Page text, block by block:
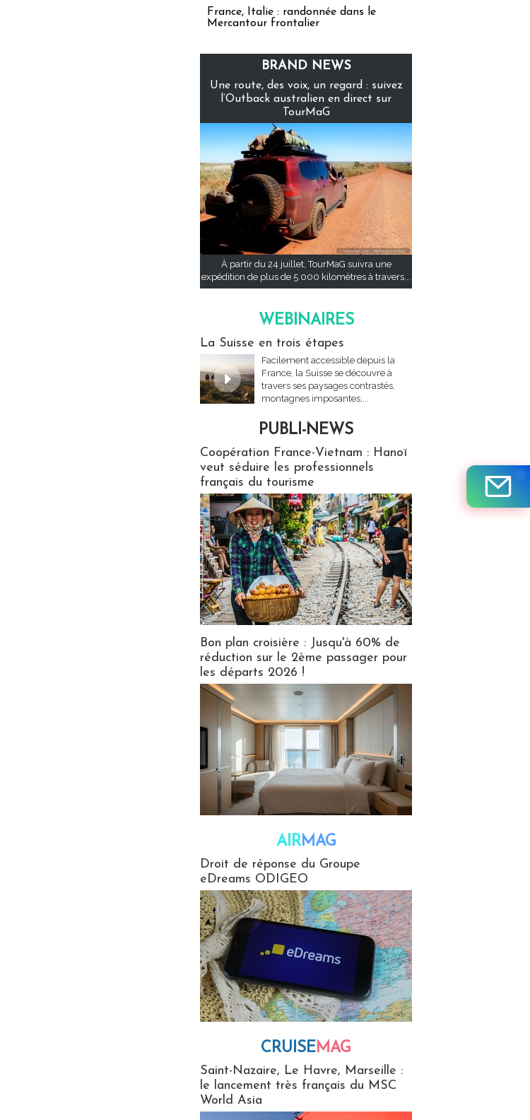
France, Italie : randonnée dans le
Mercantour frontalier
BRAND NEWS
Une route, des voix, un regard : suivez
l’Outback australien en direct sur
TourMaG
À partir du 24 juillet, TourMaG suivra une
expédition de plus de 5 000 kilomètres à travers...
WEBINAIRES
La Suisse en trois étapes
Facilement accessible depuis la
France, la Suisse se découvre à
travers ses paysages contrastés,
montagnes imposantes,...
PUBLI-NEWS
Coopération France-Vietnam : Hanoï
veut séduire les professionnels
français du tourisme
Bon plan croisière : Jusqu'à 60% de
réduction sur le 2ème passager pour
les départs 2026 !
AIRMAG
Droit de réponse du Groupe
eDreams ODIGEO
CRUISEMAG
Saint-Nazaire, Le Havre, Marseille :
le lancement très français du MSC
World Asia